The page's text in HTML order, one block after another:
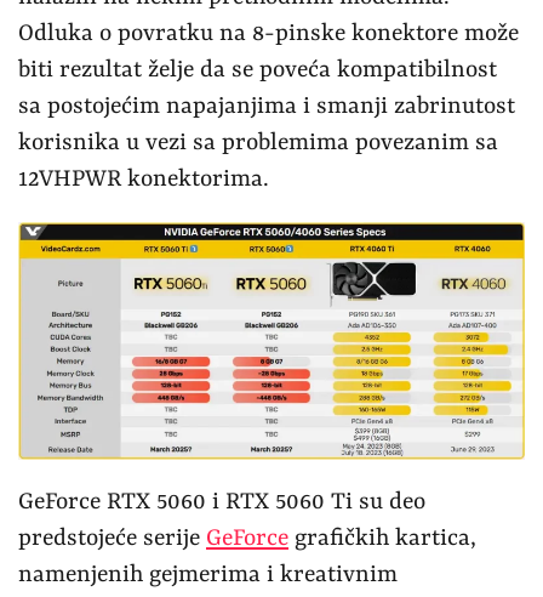
Odluka o povratku na 8-pinske konektore može
biti rezultat želje da se poveća kompatibilnost
sa postojećim napajanjima i smanji zabrinutost
korisnika u vezi sa problemima povezanim sa
12VHPWR konektorima.
GeForce RTX 5060 i RTX 5060 Ti su deo
predstojeće serije GeForce grafičkih kartica,
namenjenih gejmerima i kreativnim